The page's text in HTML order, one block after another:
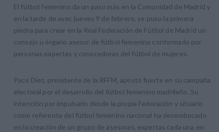
El fútbol femenino da un paso más en la Comunidad de Madrid y
en la tarde de ayer, jueves 9 de febrero, se puso la primera
piedra para crear en la Real Federación de Fútbol de Madrid un
consejo u órgano asesor de fútbol femenino conformado por
personas expertas y conocedoras del fútbol de mujeres.
Paco Díez, presidente de la RFFM, apostó fuerte en su campaña
electoral por el desarrollo del fútbol femenino madrileño. Su
intención por impulsarlo desde la propia Federación y situarlo
como referente del fútbol femenino nacional ha desembocado
en la creación de un grupo de asesoras, expertas cada una en